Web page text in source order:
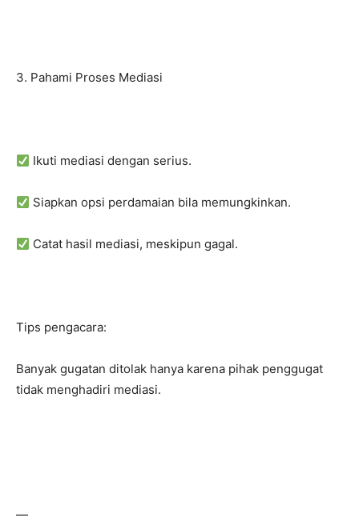
3. Pahami Proses Mediasi
Ikuti mediasi dengan serius.
Siapkan opsi perdamaian bila memungkinkan.
Catat hasil mediasi, meskipun gagal.
Tips pengacara:
Banyak gugatan ditolak hanya karena pihak penggugat
tidak menghadiri mediasi.
—